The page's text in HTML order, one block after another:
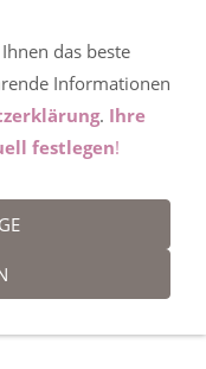
das beste
Informationen
. Ihre
festlegen!